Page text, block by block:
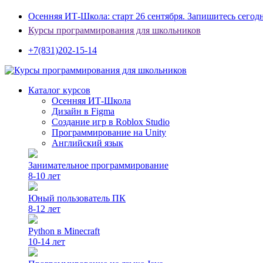
Осенняя ИТ-Школа: старт 26 сентября. Запишитесь
Курсы программирования для школьников
+7(831)202-15-14
Каталог курсов
Осенняя ИТ-Школа
Дизайн в Figma
Создание игр в Roblox Studio
Программирование на Unity
Английский язык
Занимательное программирование
8-10 лет
Юный пользователь ПК
8-12 лет
Python в Minecraft
10-14 лет